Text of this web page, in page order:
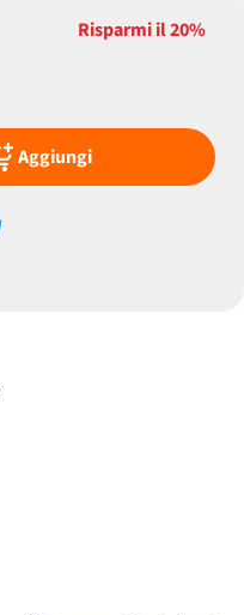
Risparmi il20%
Aggiungi